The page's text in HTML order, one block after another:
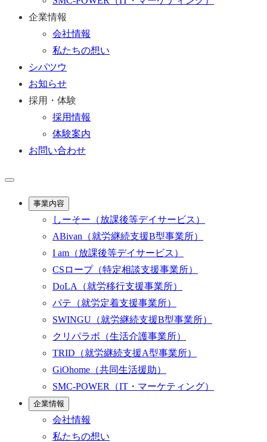
企業情報
会社情報
私たちの想い
シパツウ
お知らせ
採用・体験
採用情報
体験案内
お問い合わせ
事業内容
しーそー （放課後等デイサービス）
ABivan （就労継続支援B型事業所）
I am （放課後等デイサービス）
CSロープ（特定相談支援事業所）
DoLA
（就労移行支援事業所）
パテ （就労定着支援事業所）
SWINGU （就労継続支援B型事業所）
クリパラボ （生活介護事業所）
TRID （就労継続支援A型事業所）
GiOhome （共同生活援助）
SMC-POWER
（IT・マーケティング）
企業情報
会社情報
私たちの想い